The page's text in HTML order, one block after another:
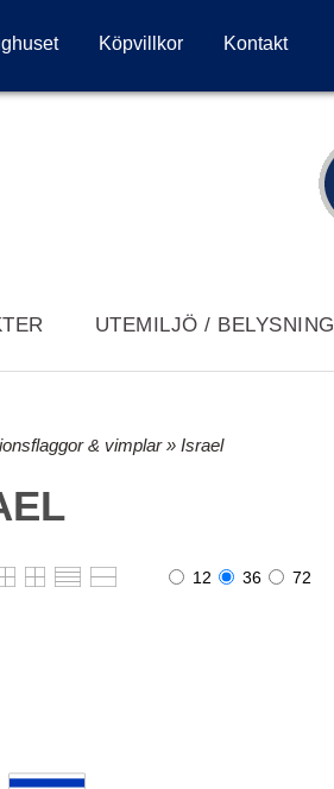
Köpvillkor Kontakt
UTEMILJÖ / BELYSNING
& vimplar» Israel
12 36 72